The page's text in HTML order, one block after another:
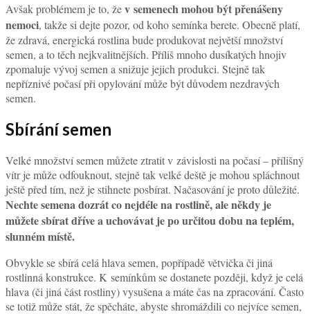
Avšak problémem je to, žev semenech mohou být přenášeny
nemoci, takže si dejte pozor, od koho semínka berete. Obecně platí,
že zdravá, energická rostlina bude produkovat největší množství
semen, a to těch nejkvalitnějších. Příliš mnoho dusíkatých hnojiv
zpomaluje vývoj semen a snižuje jejich produkci. Stejně tak
nepříznivé počasí při opylování může být důvodem nezdravých
semen.
Sbírání semen
Velké množství semen můžete ztratit v závislosti na počasí – přílišný
vítr je může odfouknout, stejně tak velké deště je mohou spláchnout
ještě před tím, než je stihnete posbírat. Načasování je proto důležité.
Nechte semena dozrát co nejdéle na rostlině, ale někdy je
můžete sbírat dříve a uchovávat je po určitou dobu na teplém,
slunném místě.
Obvykle se sbírá celá hlava semen, popřípadě větvička či jiná
rostlinná konstrukce. K semínkům se dostanete později, když je celá
hlava (či jiná část rostliny) vysušena a máte čas na zpracování. Často
se totiž může stát, že spěcháte, abyste shromáždili co nejvíce semen,